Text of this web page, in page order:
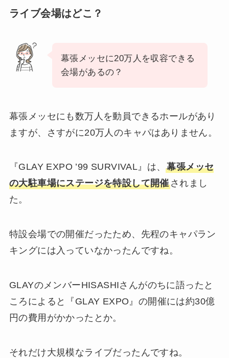
ライブ会場はどこ？
幕張メッセに20万人を収容できる
会場があるの？
幕張メッセにも数万人を動員できるホールがあり
ますが、さすがに20万人のキャパはありません。
『GLAY EXPO ’99 SURVIVAL』は、幕張メッセ
の大駐車場にステージを特設して開催されまし
た。
特設会場での開催だったため、先程のキャパラン
キングには入っていなかったんですね。
GLAYのメンバーHISASHIさんがのちに語ったと
ころによると『GLAY EXPO』の開催には約30億
円の費用がかかったとか。
それだけ大規模なライブだったんですね。